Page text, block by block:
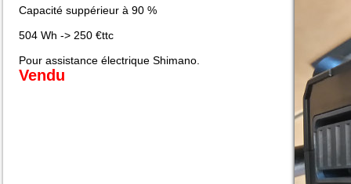
Capacité suppérieur à 90 %
504 Wh -> 250 €ttc
Pour assistance électrique Shimano.
Vendu